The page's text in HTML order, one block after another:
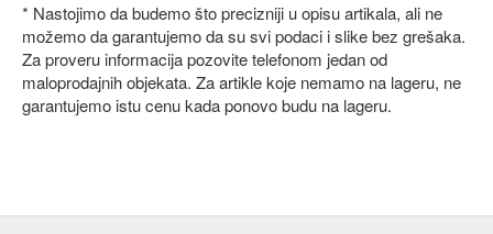
* Nastojimo da budemo što precizniji u opisu artikala, ali ne
možemo da garantujemo da su svi podaci i slike bez grešaka.
Za proveru informacija pozovite telefonom jedan od
maloprodajnih objekata. Za artikle koje nemamo na lageru, ne
garantujemo istu cenu kada ponovo budu na lageru.